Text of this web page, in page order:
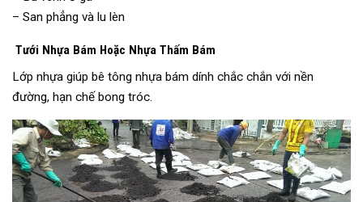
– San phẳng và lu lèn
Tưới Nhựa Bám Hoặc Nhựa Thấm Bám
Lớp nhựa giúp bê tông nhựa bám dính chắc chắn với nền
đường, hạn chế bong tróc.